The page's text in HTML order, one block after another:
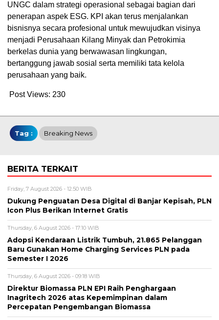
UNGC dalam strategi operasional sebagai bagian dari
penerapan aspek ESG. KPI akan terus menjalankan
bisnisnya secara profesional untuk mewujudkan visinya
menjadi Perusahaan Kilang Minyak dan Petrokimia
berkelas dunia yang berwawasan lingkungan,
bertanggung jawab sosial serta memiliki tata kelola
perusahaan yang baik.
Post Views: 230
Tag : Breaking News
BERITA TERKAIT
Friday, 7 August 2026 - 12:50 WIB
Dukung Penguatan Desa Digital di Banjar Kepisah, PLN
Icon Plus Berikan Internet Gratis
Thursday, 6 August 2026 - 17:10 WIB
Adopsi Kendaraan Listrik Tumbuh, 21.865 Pelanggan
Baru Gunakan Home Charging Services PLN pada
Semester I 2026
Thursday, 6 August 2026 - 09:18 WIB
Direktur Biomassa PLN EPI Raih Penghargaan
Inagritech 2026 atas Kepemimpinan dalam
Percepatan Pengembangan Biomassa